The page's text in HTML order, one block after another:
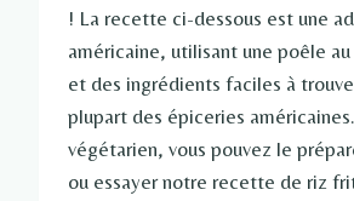
! La recette ci-dessous est une
américaine, utilisant une poêle
et des ingrédients faciles à
plupart des épiceries
végétarien, vous pouvez le
ou essayer notre recette de riz